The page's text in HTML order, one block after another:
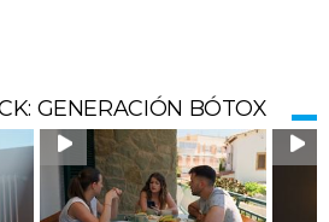
GENERACIÓN BÓTOX